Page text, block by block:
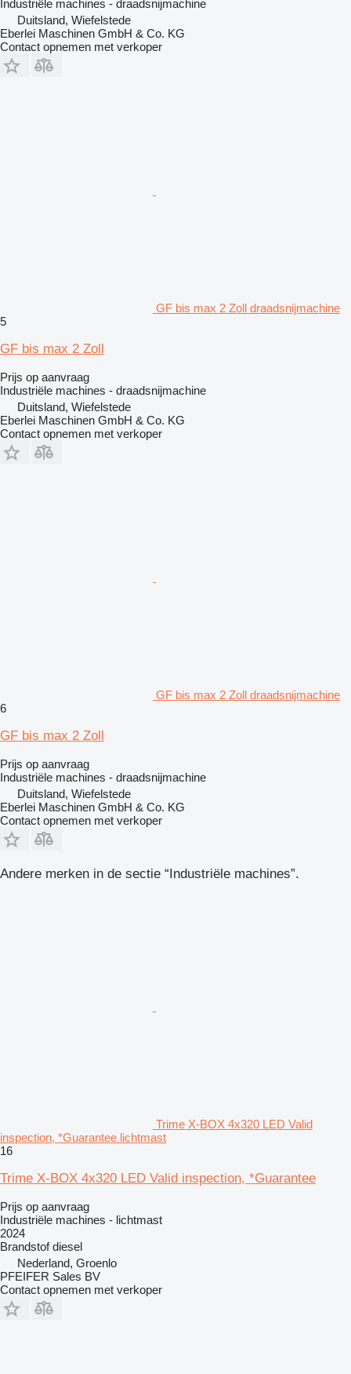
Industriële machines - draadsnijmachine
Duitsland, Wiefelstede
Eberlei Maschinen GmbH & Co. KG
Contact opnemen met verkoper
GF bis max 2 Zoll draadsnijmachine
5
GF bis max 2 Zoll
Prijs op aanvraag
Industriële machines - draadsnijmachine
Duitsland, Wiefelstede
Eberlei Maschinen GmbH & Co. KG
Contact opnemen met verkoper
GF bis max 2 Zoll draadsnijmachine
6
GF bis max 2 Zoll
Prijs op aanvraag
Industriële machines - draadsnijmachine
Duitsland, Wiefelstede
Eberlei Maschinen GmbH & Co. KG
Contact opnemen met verkoper
Andere merken in de sectie “Industriële machines”.
Trime X-BOX 4x320 LED Valid
inspection, *Guarantee lichtmast
16
Trime X-BOX 4x320 LED Valid inspection, *Guarantee
Prijs op aanvraag
Industriële machines - lichtmast
2024
Brandstof diesel
Nederland, Groenlo
PFEIFER Sales BV
Contact opnemen met verkoper